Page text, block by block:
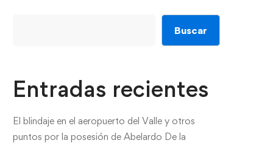
Buscar
Entradas recientes
El blindaje en el aeropuerto del Valle y otros
puntos por la posesión de Abelardo De la